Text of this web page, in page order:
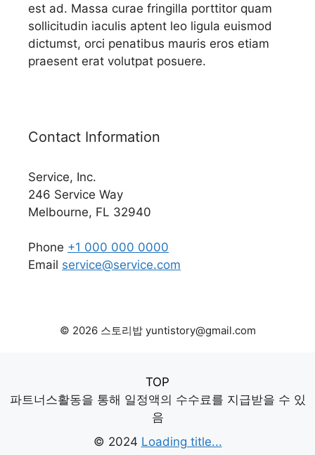
est ad. Massa curae fringilla porttitor quam
sollicitudin iaculis aptent leo ligula euismod
dictumst, orci penatibus mauris eros etiam
praesent erat volutpat posuere.
Contact Information
Service, Inc.
246 Service Way
Melbourne, FL 32940
Phone +1 000 000 0000
Email service@service.com
© 2026 스토리밥 yuntistory@gmail.com
TOP
파트너스활동을 통해 일정액의 수수료를 지급받을 수 있
음
© 2024 Loading title...